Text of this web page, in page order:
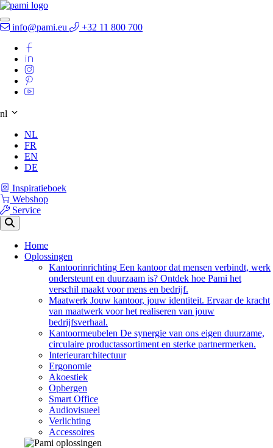
info@pami.eu +32 11 800 700
nl
NL
FR
EN
DE
Inspiratieboek
Webshop
Service
Home
Oplossingen
Kantoorinrichting Een kantoor dat mensen verbindt, werk
ondersteunt en duurzaam is? Ontdek hoe Pami het
verschil maakt voor mens en bedrijf.
Maatwerk Jouw kantoor, jouw identiteit. Ervaar de kracht
van maatwerk voor het realiseren van jouw
bedrijfsverhaal.
Kantoormeubelen De synergie van ons eigen duurzame,
circulaire productassortiment en sterke partnermerken.
Interieurarchitectuur
Ergonomie
Akoestiek
Opbergen
Smart Office
Audiovisueel
Verlichting
Accessoires